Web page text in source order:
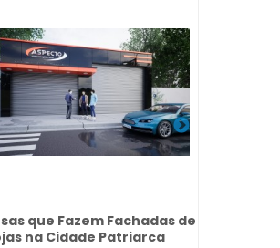
que Fazem Fachadas de
na Cidade Patriarca